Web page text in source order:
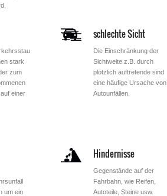
stark
zum
einer
schlechte Sicht
Die Einschränkung der
Sichtweite z.B. durch
plötzlich auftretende sind
eine häufige Ursache von
Autounfällen.
um ein
Hindernisse
Gegenstände auf der
Fahrbahn, wie Reifen,
Autoteile, Steine usw.